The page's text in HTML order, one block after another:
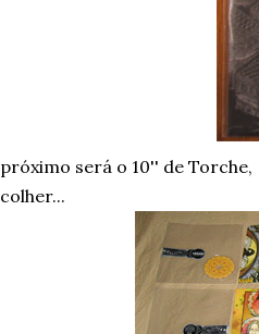
será o 10'' de Torche,